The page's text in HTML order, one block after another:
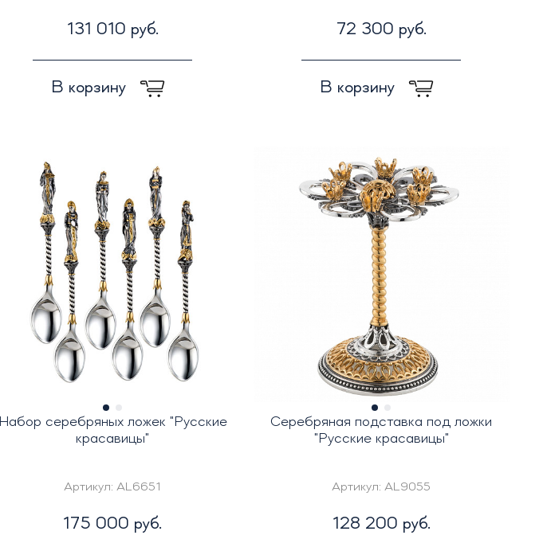
131 010 руб.
В корзину
72 300 руб.
В корзину
Набор серебряных ложек "Русские
красавицы"
Артикул:AL6651
175 000 руб.
Серебряная подставка под ложки
"Русские красавицы"
Артикул:AL9055
128 200 руб.